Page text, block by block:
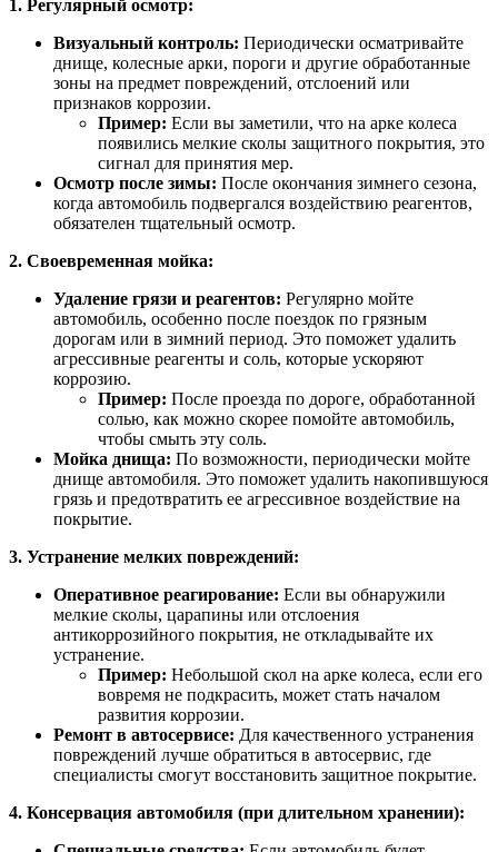
1. Регулярный осмотр:
Визуальный контроль: Периодически осматривайте
днище, колесные арки, пороги и другие обработанные
зоны на предмет повреждений, отслоений или
признаков коррозии.
Пример: Если вы заметили, что на арке колеса
появились мелкие сколы защитного покрытия, это
сигнал для принятия мер.
Осмотр после зимы: После окончания зимнего сезона,
когда автомобиль подвергался воздействию реагентов,
обязателен тщательный осмотр.
2. Своевременная мойка:
Удаление грязи и реагентов: Регулярно мойте
автомобиль, особенно после поездок по грязным
дорогам или в зимний период. Это поможет удалить
агрессивные реагенты и соль, которые ускоряют
коррозию.
Пример: После проезда по дороге, обработанной
солью, как можно скорее помойте автомобиль,
чтобы смыть эту соль.
Мойка днища: По возможности, периодически мойте
днище автомобиля. Это поможет удалить накопившуюся
грязь и предотвратить ее агрессивное воздействие на
покрытие.
3. Устранение мелких повреждений:
Оперативное реагирование: Если вы обнаружили
мелкие сколы, царапины или отслоения
антикоррозийного покрытия, не откладывайте их
устранение.
Пример: Небольшой скол на арке колеса, если его
вовремя не подкрасить, может стать началом
развития коррозии.
Ремонт в автосервисе: Для качественного устранения
повреждений лучше обратиться в автосервис, где
специалисты смогут восстановить защитное покрытие.
4. Консервация автомобиля (при длительном хранении):